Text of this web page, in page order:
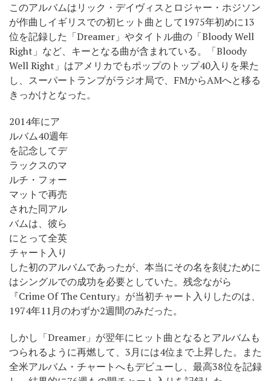
このアルバムはリック・デイヴィスとロジャー・ホジソン
が作曲しイギリスでの初ヒット曲として1975年初めに13
位を記録した「Dreamer」やタイトル曲の「Bloody Well
Right」など、キーとなる曲が含まれている。「Bloody
Well Right」はアメリカでもポップのトップ40入りを果た
し、スーパートランプがラジオ局で、FMからAMへと移る
きっかけとなった。
2014年にア
ルバム40週年
を記念してデ
ラックスのマ
ルチ・フォー
マットで再売
された同アル
バムは、彼ら
にとって全英
チャート入り
した初のアルバムであったが、本当にその名を刻むために
はシングルでの成功を必要としていた。残念ながら
『Crime Of The Century』が当初チャート入りしたのは、
1974年11月のわずか2週間のみだった。
しかし「Dreamer」が翌年にヒット曲となるとアルバムも
つられるように再燃して、3月には4位まで上昇した。また
全米アルバム・チャートへもデビューし、最高38位を記録